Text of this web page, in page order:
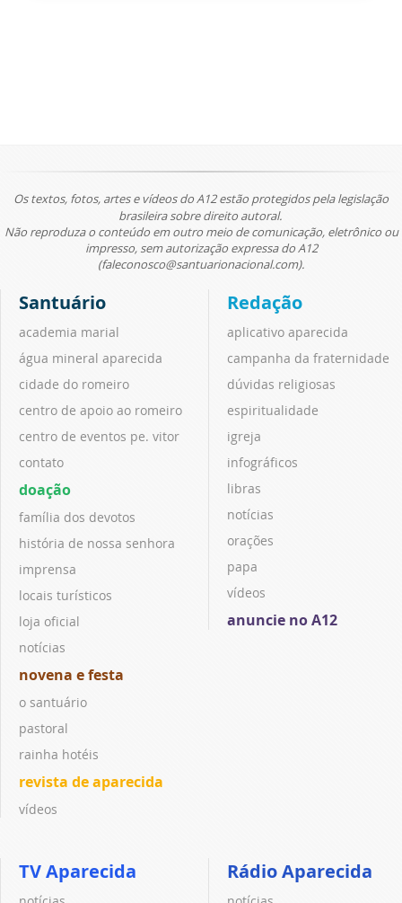
Os textos, fotos, artes e vídeos do A12 estão protegidos pela legislação
brasileira sobre direito autoral.
Não reproduza o conteúdo em outro meio de comunicação, eletrônico ou
impresso, sem autorização expressa do A12
(faleconosco@santuarionacional.com).
Santuário
academia marial
água mineral aparecida
cidade do romeiro
centro de apoio ao romeiro
centro de eventos pe. vitor
contato
doação
família dos devotos
história de nossa senhora
imprensa
locais turísticos
loja oficial
notícias
novena e festa
o santuário
pastoral
rainha hotéis
revista de aparecida
vídeos
Redação
aplicativo aparecida
campanha da fraternidade
dúvidas religiosas
espiritualidade
igreja
infográficos
libras
notícias
orações
papa
vídeos
anuncie no A12
TV Aparecida Rádio Aparecida